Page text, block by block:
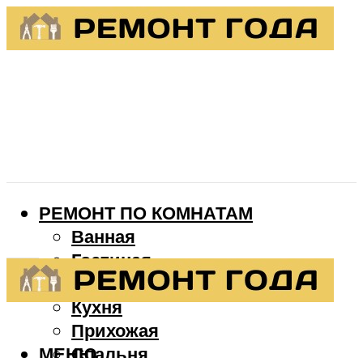
РЕМОНТ ПО КОМНАТАМ
Ванная
Гостиная
Детская
Кухня
Прихожая